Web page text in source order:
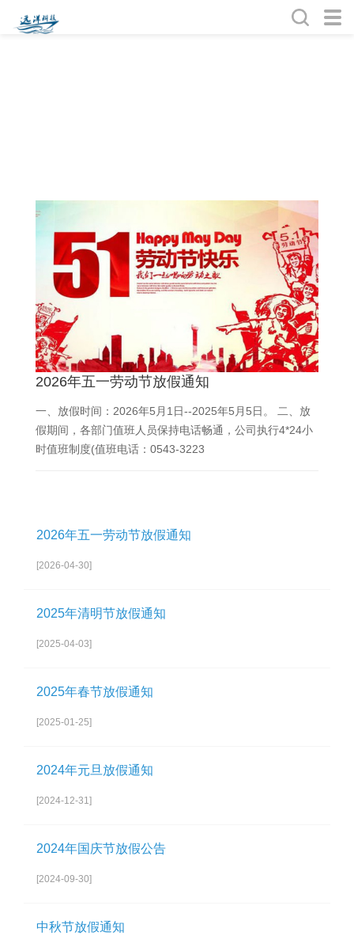
2026年五一劳动节放假通知
一、放假时间：2026年5月1日--2025年5月5日。 二、放
假期间，各部门值班人员保持电话畅通，公司执行4*24小
时值班制度(值班电话：0543-3223
2026年五一劳动节放假通知
[2026-04-30]
2025年清明节放假通知
[2025-04-03]
2025年春节放假通知
[2025-01-25]
2024年元旦放假通知
[2024-12-31]
2024年国庆节放假公告
[2024-09-30]
中秋节放假通知